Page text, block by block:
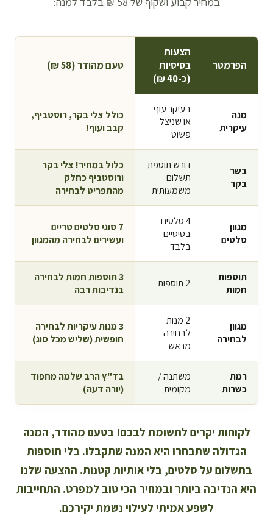
הפרמטר
הצעות
בסיסיות
(כ-40 ₪)
טעם מהודר (58 ₪)
מנה
עיקרית
בעיקר עוף
או שניצל
פשוט
כולל צלי בקר, רוסטביף,
קבב ועוף!
בשר
בקר
דורש תוספת
תשלום
משמעותית
כלול במחיר! צלי בקר
ורוסטביף כחלק
מהתפריט לבחירה
מגוון
סלטים
4 סלטים
בסיסיים
בלבד
7 סוגי סלטים
טריים
ועשירים לבחירה מהמגוון
תוספות
חמות
2 תוספות 3 תוספות חמות
לבחירה
בנדיבות רבה
מגוון
לבחירה
2 מנות
לבחירה
מראש
3 מנות עיקריות לבחירה
חופשית(שליש מכל סוג)
רמת
כשרות
משתנה /
מקומית
בד"ץ הרב שלמה מחפוד
(יורה דעה)
לקוחות יקרים לתשומת לבכם! בטעם מהודר, המנה
הגדולה שתבחרו היא המנה שתקבלו. בלי תוספות
בתשלום על סלטים, בלי אותיות קטנות. ההצעה שלנו
היא הנדיבה ביותר ובמחיר הכי טוב למפרט. התחייבות
לשפע אמיתי לעילוי נשמת יקירכם.